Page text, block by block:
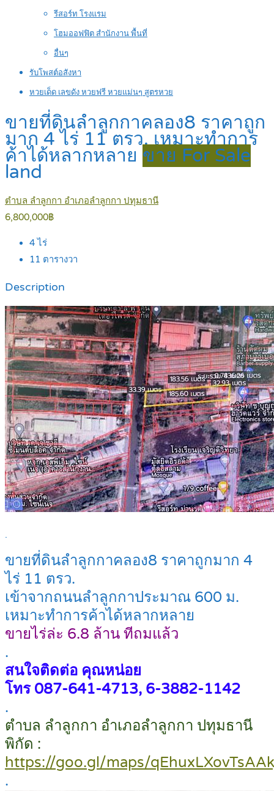
รีสอร์ท โรงแรม
โฮมออฟฟิต สำนักงาน พื้นที่
อื่นๆ
รับโพสต์อสังหา
หวยเด็ด เลขดัง หวยฟรี หวยแม่นๆ สูตรหวย
ขายที่ดินลำลูกกาคลอง8 ราคาถูก
มาก 4 ไร่ 11 ตรว. เหมาะทำการ
ค้าได้หลากหลาย ขาย For Sale
land
ตำบล ลำลูกกา อำเภอลำลูกกา ปทุมธานี
6,800,000฿
4ไร่
11 ตารางวา
Description
.
ขายที่ดินลำลูกกาคลอง8 ราคาถูกมาก 4
ไร่ 11 ตรว.
เข้าจากถนนลำลูกกาประมาณ 600 ม.
เหมาะทำการค้าได้หลากหลาย
ขายไร่ล่ะ 6.8 ล้าน ทีถมแล้ว
.
สนใจติดต่อ คุณหน่อย
โทร 087-641-4713, 6-3882-1142
.
ตำบล ลำลูกกา อำเภอลำลูกกา ปทุมธานี
พิกัด :
https://goo.gl/maps/
.